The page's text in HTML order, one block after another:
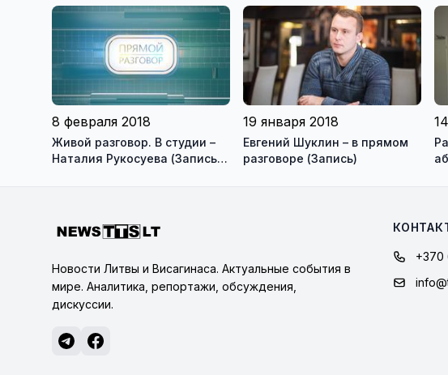
8 февраля 2018
Живой разговор. В студии –
Наталия Рукосуева (Запись
19 января 2018
Евгений Шуклин – в прямом
разговоре (Запись)
Новости Литвы и Висагинаса. Актуальные события в
мире. Аналитика, репортажи, обсуждения,
дискуссии.
+370